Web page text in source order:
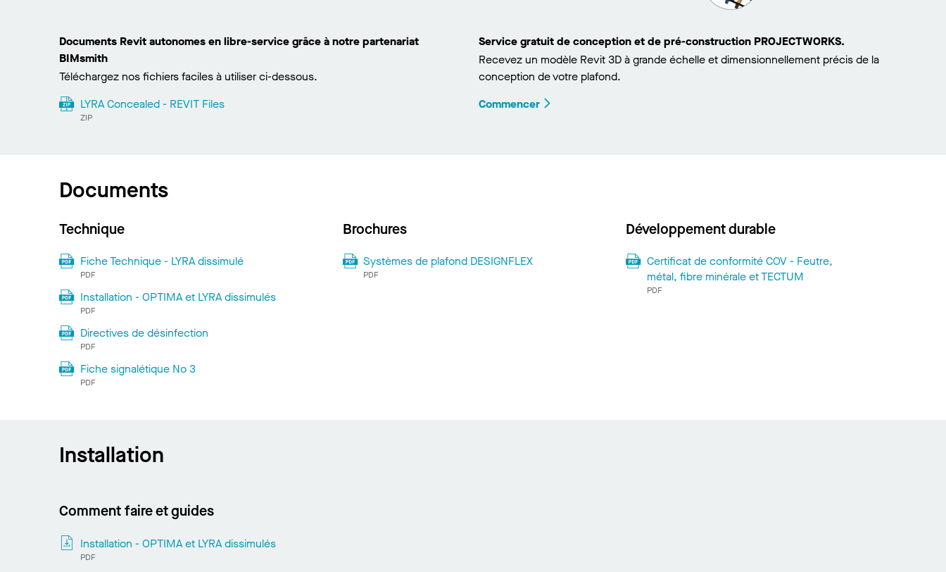
Documents Revit autonomes en libre-service grâce à notre partenariat
BIMsmith
Téléchargez nos fichiers faciles à utiliser ci-dessous.
LYRA Concealed - REVIT Files
ZIP
Service gratuit de conception et de pré-construction PROJECTWORKS.
Recevez un modèle Revit 3D à grande échelle et dimensionnellement précis de la
conception de votre plafond.
Commencer
Documents
Technique
Fiche Technique - LYRA dissimulé
PDF
Installation - OPTIMA et LYRA dissimulés
PDF
Directives de désinfection
PDF
Fiche signalétique No 3
PDF
Brochures
Systèmes de plafond DESIGNFLEX
PDF
Développement durable
Certificat de conformité COV - Feutre,
métal, fibre minérale et TECTUM
PDF
Installation
Comment faire et guides
Installation - OPTIMA et LYRA dissimulés
PDF